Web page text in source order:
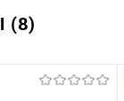
(8)